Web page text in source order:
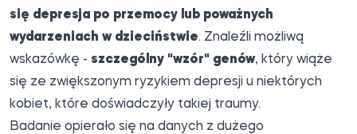
się depresja po przemocy lub poważnych
wydarzeniach w dzieciństwie. Znaleźli możliwą
wskazówkę - szczególny "wzór" genów, który wiąże
się ze zwiększonym ryzykiem depresji u niektórych
kobiet, które doświadczyły takiej traumy.
Badanie opierało się na danych z dużego